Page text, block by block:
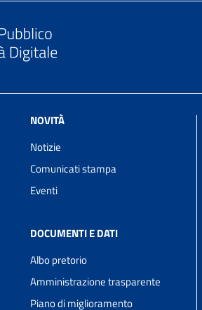
NOVITÀ
Notizie
Comunicati stampa
Eventi
DOCUMENTI E DATI
Albo pretorio
Amministrazione trasparente
Piano di miglioramento